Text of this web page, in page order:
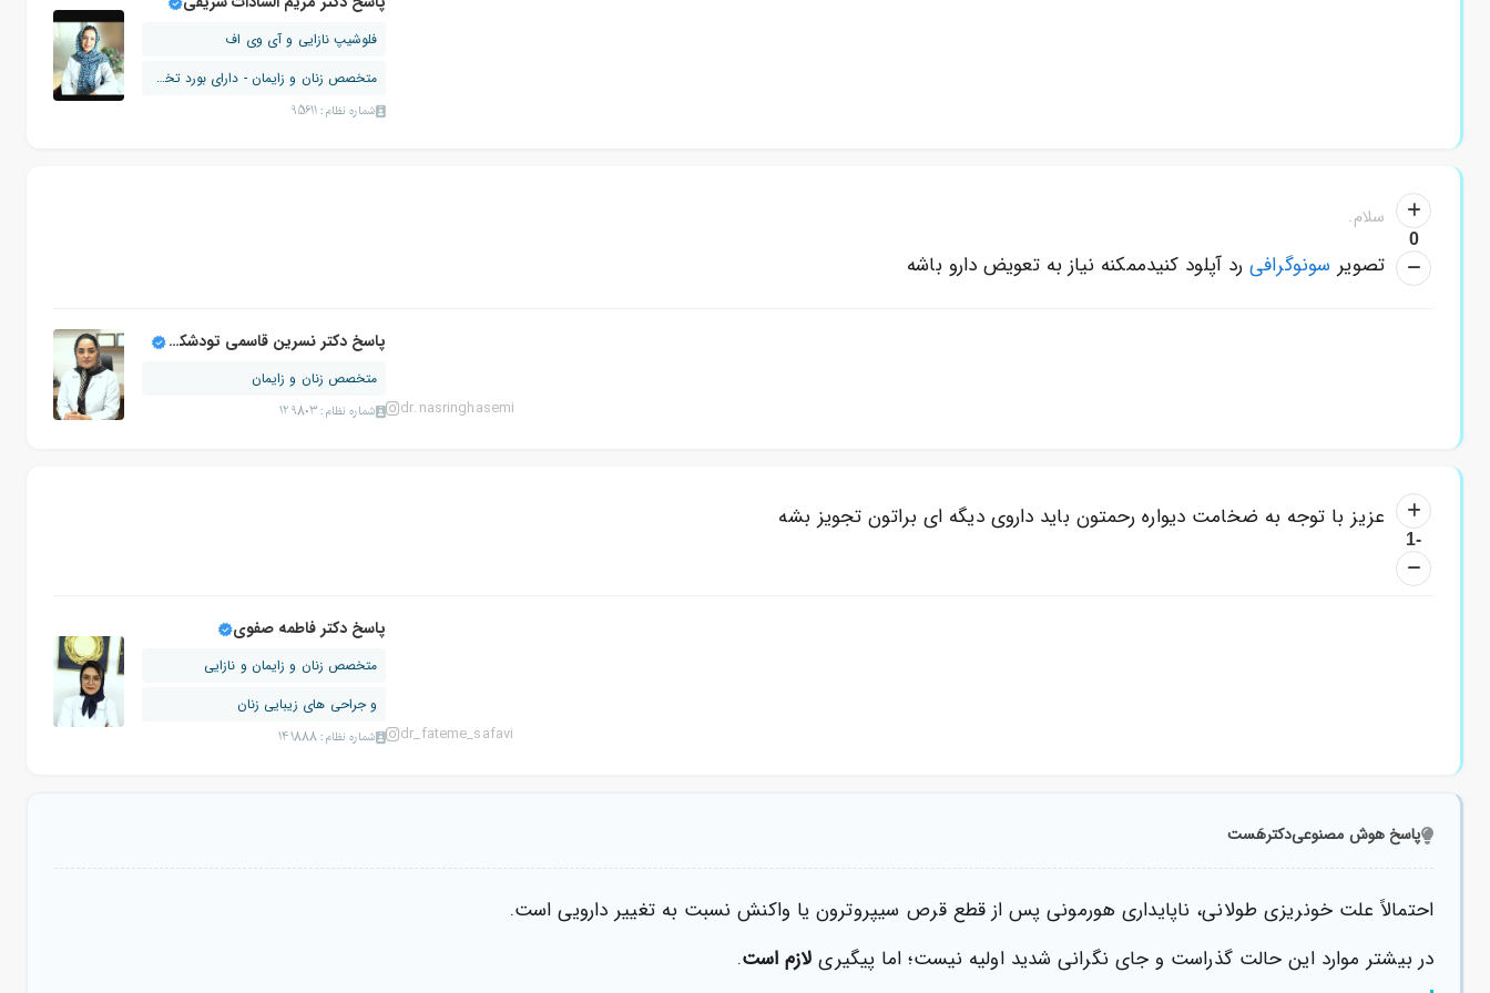
فلوشیپ نازایی و آی وی اف
متخصص زنان و زایمان - دارای بورد تخصصی
شماره نظام: 95611
0
سلام.
تصویر سونوگرافیرد آپلود کنیدممکنه نیاز به تعویض دارو باشه
پاسخ دکتر نسرین قاسمی تودشکچوئی
متخصص زنان و زایمان
شماره نظام: 129803 dr.nasringhasemi
-1
عزیز با توجه به ضخامت دیواره رحمتون باید داروی دیگه ای براتون تجویز بشه
پاسخ دکتر فاطمه صفوی
متخصص زنان و زایمان و نازایی
و جراحی های زیبایی زنان
شماره نظام: 141888 dr_fateme_safavi
پاسخ هوش مصنوعیدکترهَست
احتمالاً علت خونریزی طولانی، ناپایداری هورمونی پس از قطع قرص سیپروترون یا واکنش نسبت به تغییر دارویی است.
در بیشتر موارد این حالت گذراست و جای نگرانی شدید اولیه نیست؛ اما پیگیری لازم است.